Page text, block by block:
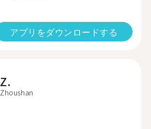
アプリをダウンロードする
Z.
Zhoushan